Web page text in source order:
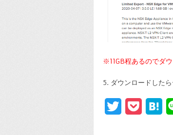
※11GB程あるのでダ
5. ダウンロードした
TwitterPocket